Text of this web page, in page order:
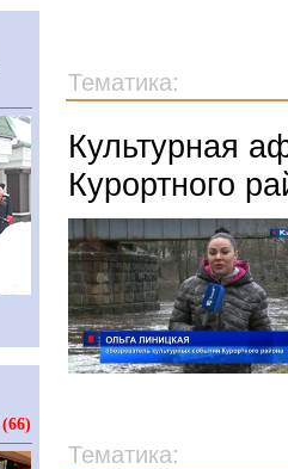
Тематика:
Культурная
Курортного
Тематика:
(66)